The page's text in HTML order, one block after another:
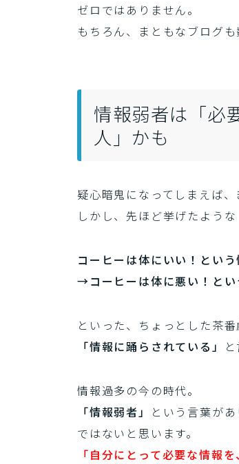
ゼロではありません。
もちろん、まともなブログも
情報弱者は「必
人」かも
疑心暗鬼になってしまえば、
しかし、先ほど挙げたような
コーヒーは体にいい！とい
→コーヒーは体に悪い！とい
といった、ちょっとした茶
「情報に踊らされている」
情報過多の今の時代。
「情報弱者」
という言葉が
ではないと思います。
「自分にとって必要な情報